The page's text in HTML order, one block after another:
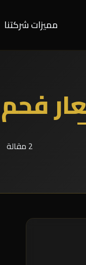
مميزات شركتنا
2 مقالة